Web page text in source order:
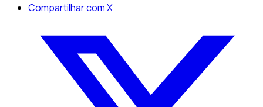
Compartilhar com X